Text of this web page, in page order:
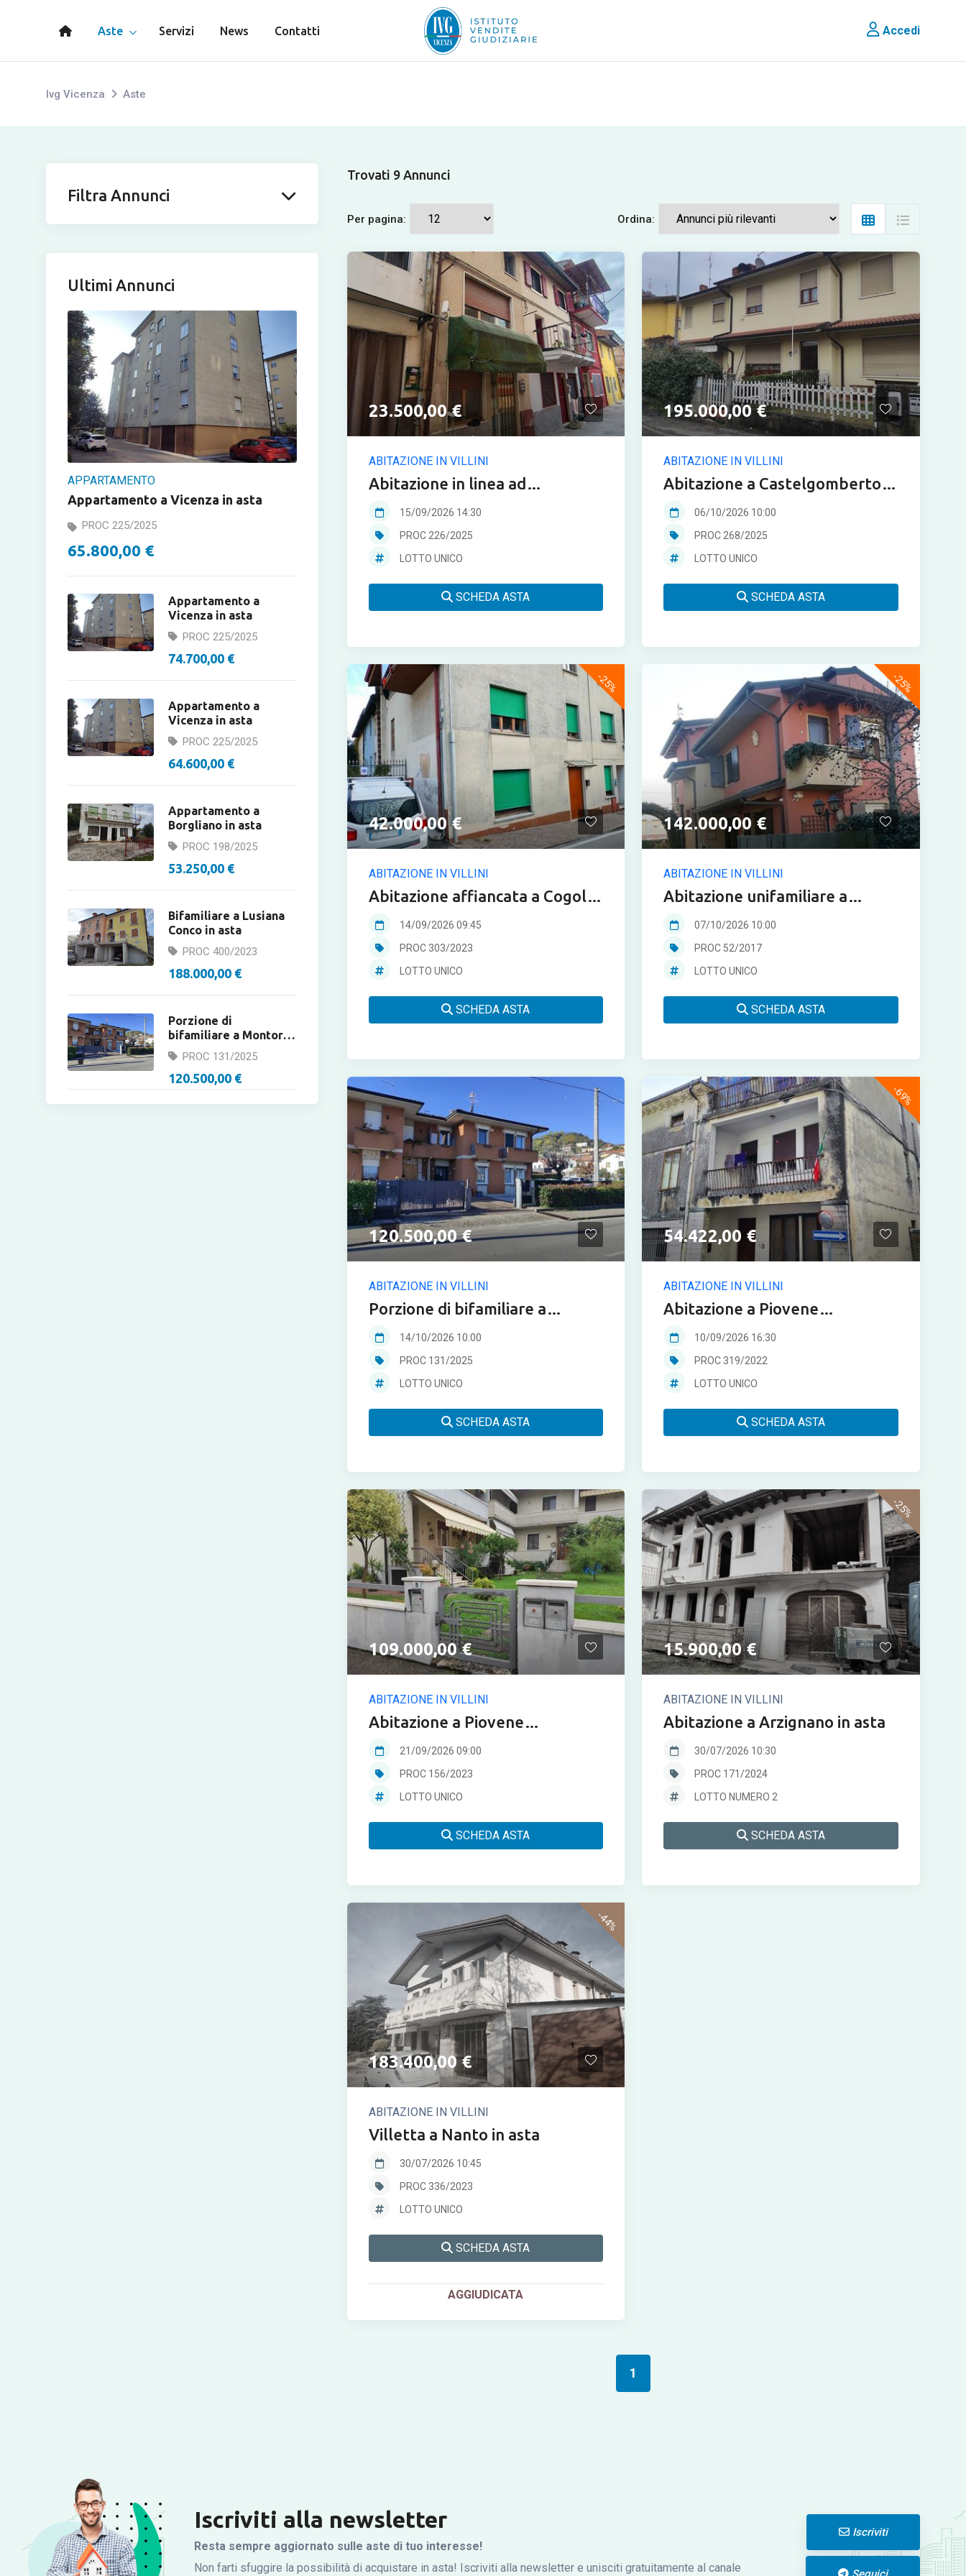
Aste Servizi News Contatti Accedi
Ivg Vicenza Aste
Filtra Annunci
Ultimi Annunci
APPARTAMENTO
Appartamento a Vicenza in asta
PROC 225/2025
65.800,00 €
Appartamento a
Vicenza in asta
PROC 225/2025
74.700,00 €
Appartamento a
Vicenza in asta
PROC 225/2025
64.600,00 €
Appartamento a
Borgliano in asta
PROC 198/2025
53.250,00 €
Bifamiliare a Lusiana
Conco in asta
PROC 400/2023
188.000,00 €
Porzione di
bifamiliare a Montorso
Vicentino in asta
PROC 131/2025
120.500,00 €
Trovati 9 Annunci
Per pagina: Ordina:
23.500,00 €
ABITAZIONE IN VILLINI
Abitazione in linea ad
Arzignano in asta
15/09/2026 14:30
PROC 226/2025
LOTTO UNICO
SCHEDA ASTA
195.000,00 €
ABITAZIONE IN VILLINI
Abitazione a Castelgomberto in
asta06/10/2026 10:00
PROC 268/2025
LOTTO UNICO
SCHEDA ASTA
-25%
42.000,00 €
ABITAZIONE IN VILLINI
Abitazione affiancata a Cogollo
del Cengio in asta
14/09/2026 09:45
PROC 303/2023
LOTTO UNICO
SCHEDA ASTA
-25%
142.000,00 €
ABITAZIONE IN VILLINI
Abitazione unifamiliare a
Grisignano di Zocco in asta
07/10/2026 10:00
PROC 52/2017
LOTTO UNICO
SCHEDA ASTA
120.500,00 €
ABITAZIONE IN VILLINI
Porzione di bifamiliare a
Montorso Vicentino in asta
14/10/2026 10:00
PROC 131/2025
LOTTO UNICO
SCHEDA ASTA
-69%
54.422,00 €
ABITAZIONE IN VILLINI
Abitazione a Piovene
Rocchette in asta
10/09/2026 16:30
PROC 319/2022
LOTTO UNICO
SCHEDA ASTA
109.000,00 €
ABITAZIONE IN VILLINI
Abitazione a Piovene
Rocchette in asta
21/09/2026 09:00
PROC 156/2023
LOTTO UNICO
SCHEDA ASTA
-25%
15.900,00 €
ABITAZIONE IN VILLINI
Abitazione a Arzignano in asta
30/07/2026 10:30
PROC 171/2024
LOTTO NUMERO 2
SCHEDA ASTA
-44%
183.400,00 €
ABITAZIONE IN VILLINI
Villetta a Nanto in asta
30/07/2026 10:45
PROC 336/2023
LOTTO UNICO
SCHEDA ASTA
AGGIUDICATA
1
Iscriviti alla newsletter
Resta sempre aggiornato sulle aste di tuo interesse!
Non farti sfuggire la possibilità di acquistare in asta! Iscriviti alla newsletter e unisciti gratuitamente al canale
Iscriviti